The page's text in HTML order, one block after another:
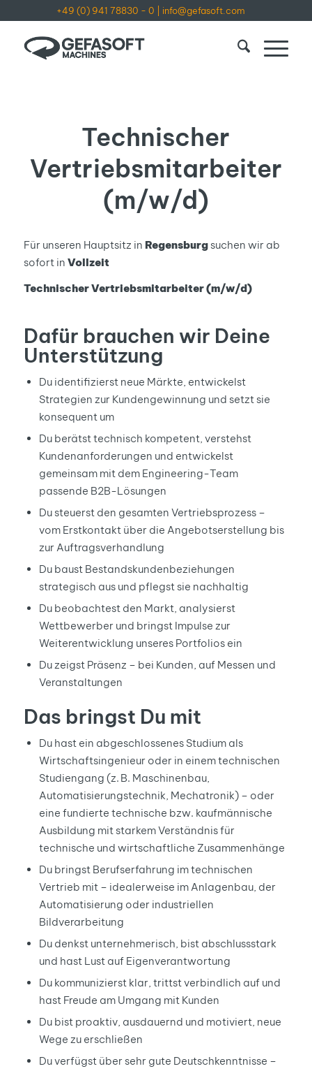
+49 (0) 941 78830 - 0 info@gefasoft.com
Technischer
Vertriebsmitarbeiter
(m/w/d)
Für unseren Hauptsitz in Regensburgsuchen wir ab
sofort in Vollzeit
Technischer Vertriebsmitarbeiter (m/w/d)
Dafür brauchen wir Deine
Unterstützung
Du identifizierst neue Märkte, entwickelst
Strategien zur Kundengewinnung und setzt sie
konsequent um
Du berätst technisch kompetent, verstehst
Kundenanforderungen und entwickelst
gemeinsam mit dem Engineering-Team
passende B2B-Lösungen
Du steuerst den gesamten Vertriebsprozess –
vom Erstkontakt über die Angebotserstellung bis
zur Auftragsverhandlung
Du baust Bestandskundenbeziehungen
strategisch aus und pflegst sie nachhaltig
Du beobachtest den Markt, analysierst
Wettbewerber und bringst Impulse zur
Weiterentwicklung unseres Portfolios ein
Du zeigst Präsenz – bei Kunden, auf Messen und
Veranstaltungen
Das bringst Du mit
Du hast ein abgeschlossenes Studium als
Wirtschaftsingenieur oder in einem technischen
Studiengang (z. B. Maschinenbau,
Automatisierungstechnik, Mechatronik) – oder
eine fundierte technische bzw. kaufmännische
Ausbildung mit starkem Verständnis für
technische und wirtschaftliche Zusammenhänge
Du bringst Berufserfahrung im technischen
Vertrieb mit – idealerweise im Anlagenbau, der
Automatisierung oder industriellen
Bildverarbeitung
Du denkst unternehmerisch, bist abschlussstark
und hast Lust auf Eigenverantwortung
Du kommunizierst klar, trittst verbindlich auf und
hast Freude am Umgang mit Kunden
Du bist proaktiv, ausdauernd und motiviert, neue
Wege zu erschließen
Du verfügst über sehr gute Deutschkenntnisse –